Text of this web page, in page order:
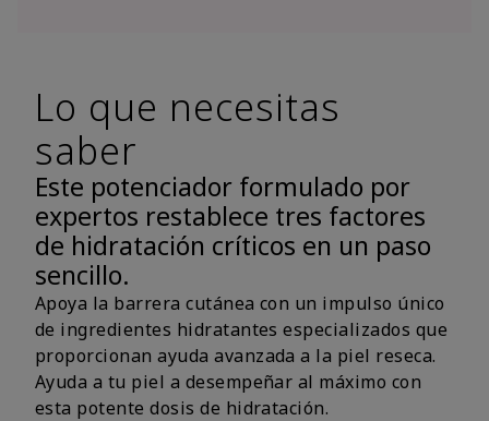
Lo que necesitas
saber
Este potenciador formulado por
expertos restablece tres factores
de hidratación críticos en un paso
sencillo.
Apoya la barrera cutánea con un impulso único
de ingredientes hidratantes especializados que
proporcionan ayuda avanzada a la piel reseca.
Ayuda a tu piel a desempeñar al máximo con
esta potente dosis de hidratación.